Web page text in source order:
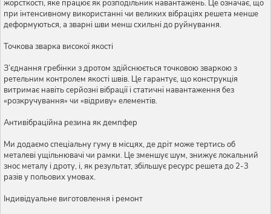
жорсткості, яке працює як розподільник навантажень. Це означає, що
при інтенсивному використанні чи великих вібраціях решета менше
деформуються, а зварні шви менш схильні до руйнування.
Точкова зварка високої якості
З’єднання гребінки з дротом здійснюється точковою зваркою з
ретельним контролем якості швів. Це гарантує, що конструкція
витримає навіть серйозні вібрації і статичні навантаження без
«розкручування» чи «відриву» елементів.
Антивібраційна резина як демпфер
Ми додаємо спеціальну гуму в місцях, де дріт може тертись об
металеві ущільнювачі чи рамки. Це зменшує шум, знижує локальний
знос металу і дроту, і, як результат, збільшує ресурс решета до 2-3
разів у польових умовах.
Індивідуальне виготовлення і ремонт